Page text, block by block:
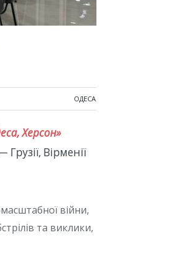
ОДЕСА
Херсон»
Вірменії
війни,
та виклики,